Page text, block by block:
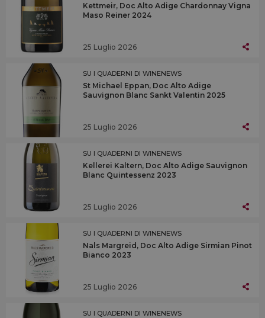
Kettmeir, Doc Alto Adige Chardonnay Vigna
Maso Reiner 2024
25 Luglio 2026
SU I QUADERNI DI WINENEWS
St Michael Eppan, Doc Alto Adige
Sauvignon Blanc Sankt Valentin 2025
25 Luglio 2026
SU I QUADERNI DI WINENEWS
Kellerei Kaltern, Doc Alto Adige Sauvignon
Blanc Quintessenz 2023
25 Luglio 2026
SU I QUADERNI DI WINENEWS
Nals Margreid, Doc Alto Adige Sirmian Pinot
Bianco 2023
25 Luglio 2026
SU I QUADERNI DI WINENEWS